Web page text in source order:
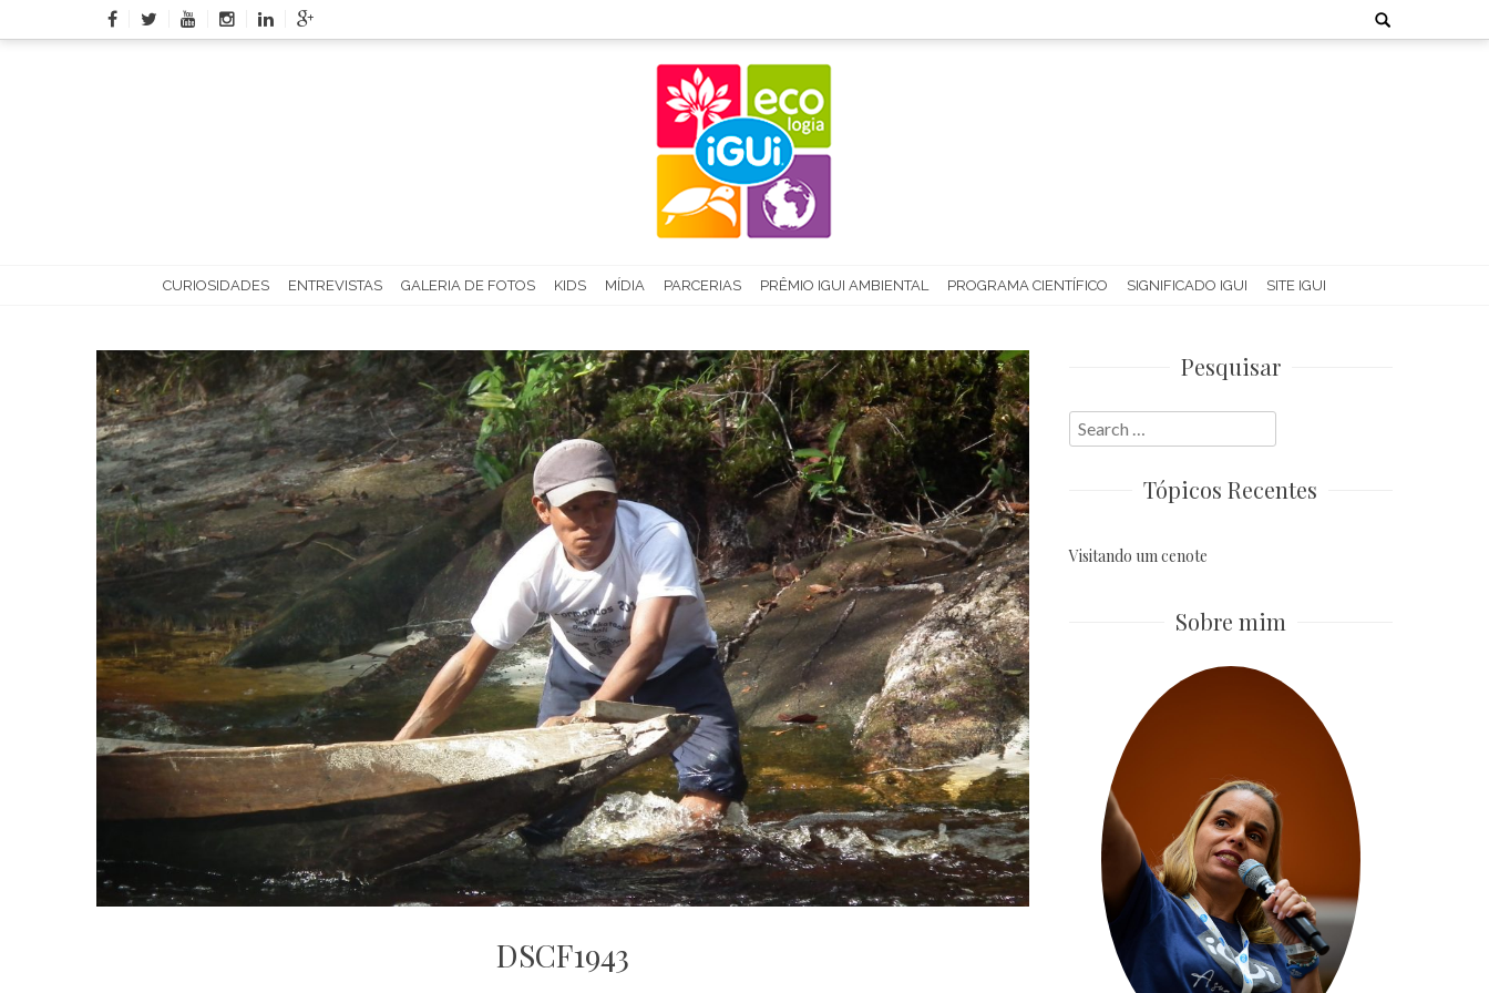
to
Search
for:
CURIOSIDADES ENTREVISTAS GALERIA DE FOTOS KIDS MÍDIA PARCERIAS PRÊMIO IGUI AMBIENTAL PROGRAMA CIENTÍFICO SIGNIFICADO IGUI SITE IGUI
DSCF1943
Pesquisar
Search
for:
Tópicos Recentes
Visitando um cenote
Sobre mim